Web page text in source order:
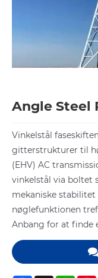
Angle Steel
Vinkelstål
gitterstrukturer til
(EHV) AC
vinkelstål via boltet
mekaniske
nøglefunktionen
Anbang for at finde